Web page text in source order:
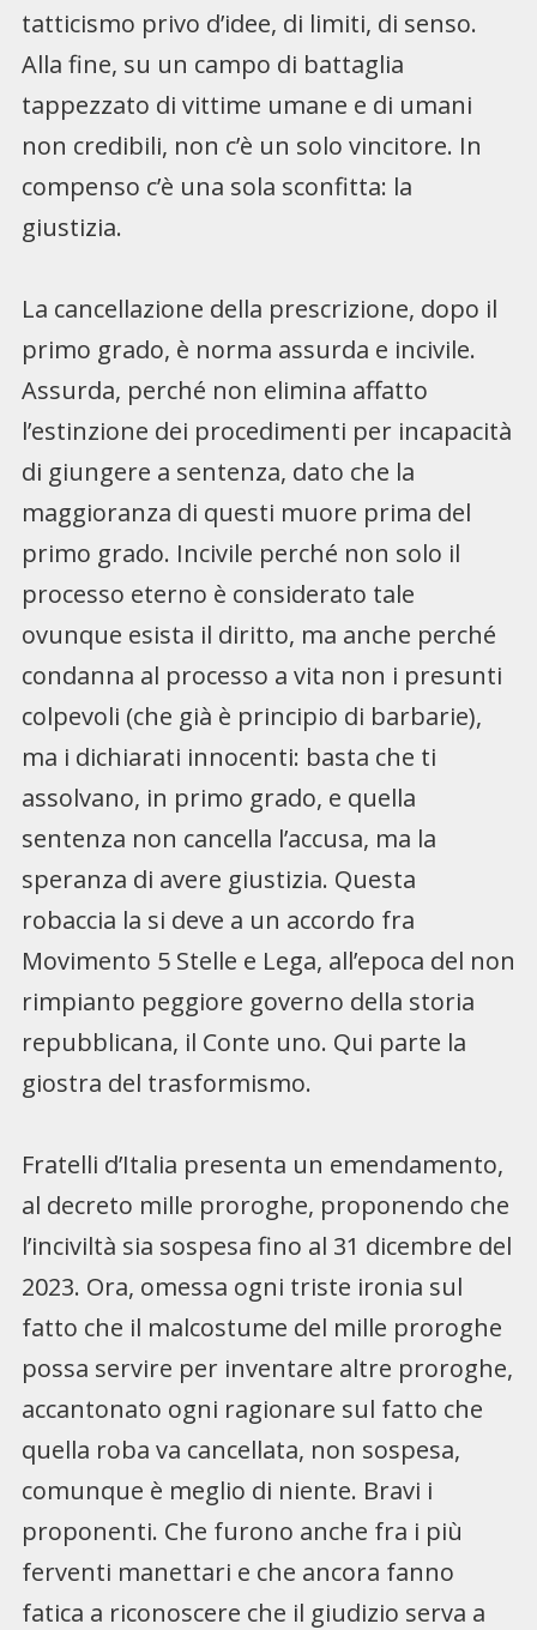
tatticismo privo d’idee, di limiti, di senso.
Alla fine, su un campo di battaglia
tappezzato di vittime umane e di umani
non credibili, non c’è un solo vincitore. In
compenso c’è una sola sconfitta: la
giustizia.
La cancellazione della prescrizione, dopo il
primo grado, è norma assurda e incivile.
Assurda, perché non elimina affatto
l’estinzione dei procedimenti per incapacità
di giungere a sentenza, dato che la
maggioranza di questi muore prima del
primo grado. Incivile perché non solo il
processo eterno è considerato tale
ovunque esista il diritto, ma anche perché
condanna al processo a vita non i presunti
colpevoli (che già è principio di barbarie),
ma i dichiarati innocenti: basta che ti
assolvano, in primo grado, e quella
sentenza non cancella l’accusa, ma la
speranza di avere giustizia. Questa
robaccia la si deve a un accordo fra
Movimento 5 Stelle e Lega, all’epoca del non
rimpianto peggiore governo della storia
repubblicana, il Conte uno. Qui parte la
giostra del trasformismo.
Fratelli d’Italia presenta un emendamento,
al decreto mille proroghe, proponendo che
l’inciviltà sia sospesa fino al 31 dicembre del
2023. Ora, omessa ogni triste ironia sul
fatto che il malcostume del mille proroghe
possa servire per inventare altre proroghe,
accantonato ogni ragionare sul fatto che
quella roba va cancellata, non sospesa,
comunque è meglio di niente. Bravi i
proponenti. Che furono anche fra i più
ferventi manettari e che ancora fanno
fatica a riconoscere che il giudizio serva a